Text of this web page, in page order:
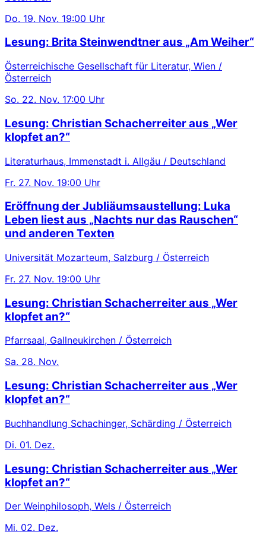
Do. 19. Nov. 19:00 Uhr
Lesung: Brita Steinwendtner aus „Am Weiher“
Österreichische Gesellschaft für Literatur, Wien /
Österreich
So. 22. Nov. 17:00 Uhr
Lesung: Christian Schacherreiter aus „Wer
klopfet an?“
Literaturhaus, Immenstadt i. Allgäu / Deutschland
Fr. 27. Nov. 19:00 Uhr
Eröffnung der Jubliäumsaustellung: Luka
Leben liest aus „Nachts nur das Rauschen“
und anderen Texten
Universität Mozarteum, Salzburg / Österreich
Fr. 27. Nov. 19:00 Uhr
Lesung: Christian Schacherreiter aus „Wer
klopfet an?“
Pfarrsaal, Gallneukirchen / Österreich
Sa. 28. Nov.
Lesung: Christian Schacherreiter aus „Wer
klopfet an?“
Buchhandlung Schachinger, Schärding / Österreich
Di. 01. Dez.
Lesung: Christian Schacherreiter aus „Wer
klopfet an?“
Der Weinphilosoph, Wels / Österreich
Mi. 02. Dez.